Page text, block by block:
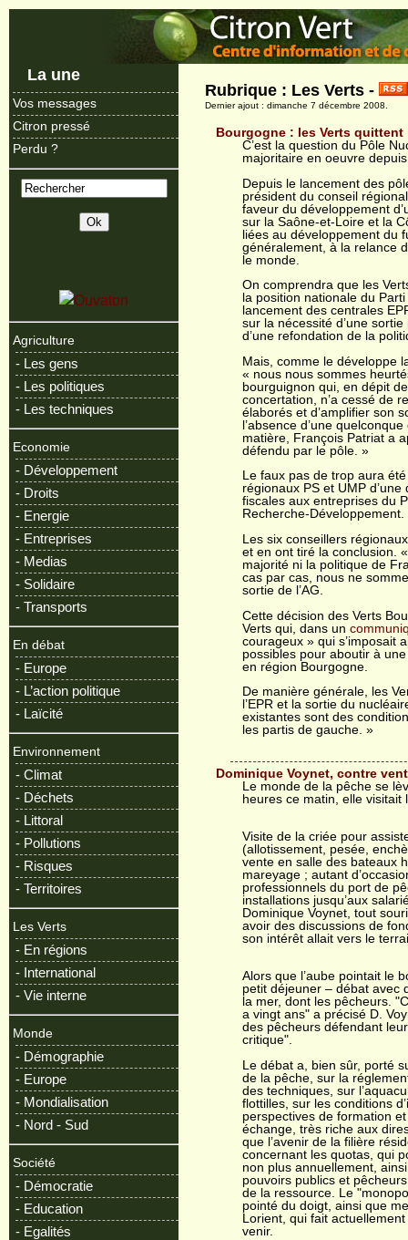
La une
Vos messages
Citron pressé
Perdu ?
Agriculture
- Les gens
- Les politiques
- Les techniques
Economie
- Développement
- Droits
- Energie
- Entreprises
- Medias
- Solidaire
- Transports
En débat
- Europe
- L’action politique
- Laïcité
Environnement
- Climat
- Déchets
- Littoral
- Pollutions
- Risques
- Territoires
Les Verts
- En régions
- International
- Vie interne
Monde
- Démographie
- Europe
- Mondialisation
- Nord - Sud
Société
- Démocratie
- Education
- Egalités
Rubrique : Les Verts -
Dernier ajout : dimanche 7 décembre 2008.
Bourgogne : les Verts quittent
C’est la question du Pôle
majoritaire en oeuvre
Depuis le lancement des
président du conseil
faveur du développement
sur la Saône-et-Loire et la
liées au développement du
généralement, à la relance
le monde.
On comprendra que les
la position nationale du
lancement des centrales
sur la nécessité d’une
d’une refondation de la
Mais, comme le développe
« nous nous sommes
bourguignon qui, en dépit
concertation, n’a cessé de
élaborés et d’amplifier son
l’absence d’une
matière, François Patriat a
défendu par le pôle. »
Le faux pas de trop aura
régionaux PS et UMP
fiscales aux entreprises du
Recherche-Développement.
Les six conseillers
et en ont tiré la conclusion.
majorité ni la politique de
cas par cas, nous ne
sortie de l’AG.
Cette décision des Verts
Verts qui, dans un
courageux » qui s’imposait
possibles pour aboutir à
en région Bourgogne.
De manière générale, les
l’EPR et la sortie du
existantes sont des
les partis de gauche. »
Dominique Voynet, contre
Le monde de la pêche se
heures ce matin, elle
Visite de la criée pour
(allotissement, pesée,
vente en salle des bateaux
mareyage ; autant
professionnels du port de
installations jusqu’aux
Dominique Voynet, tout
avoir des discussions de
son intérêt allait vers le
Alors que l’aube pointait le
petit déjeuner – débat avec
la mer, dont les pêcheurs.
a vingt ans" a précisé D.
des pêcheurs défendant
critique".
Le débat a, bien sûr, porté
de la pêche, sur la
des techniques, sur
flottilles, sur les conditions
perspectives de formation
échange, très riche aux
que l’avenir de la filière
concernant les quotas, qui
non plus annuellement,
pouvoirs publics et
de la ressource. Le
pointé du doigt, ainsi que
Lorient, qui fait
venir.